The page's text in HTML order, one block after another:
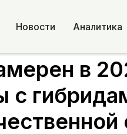
Новости Аналитика
в
с